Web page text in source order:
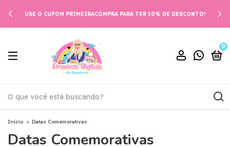
USE O CUPOM PRIMEIRACOMPRA PARA TER 10% DE DESCONTO!
0
Início > Datas Comemorativas
Datas Comemorativas